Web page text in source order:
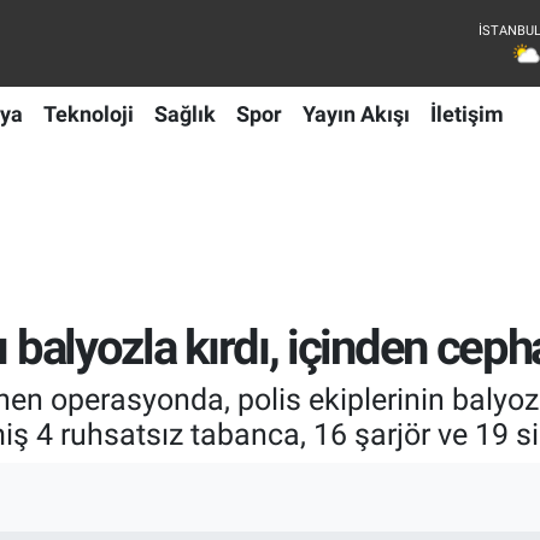
Teknoloji Sağlık Spor Yayın Akışı İletişim
kırdı, içinden
operasyonda, polis ekiplerinin
4 ruhsatsız tabanca, 16 şarjör ve 19